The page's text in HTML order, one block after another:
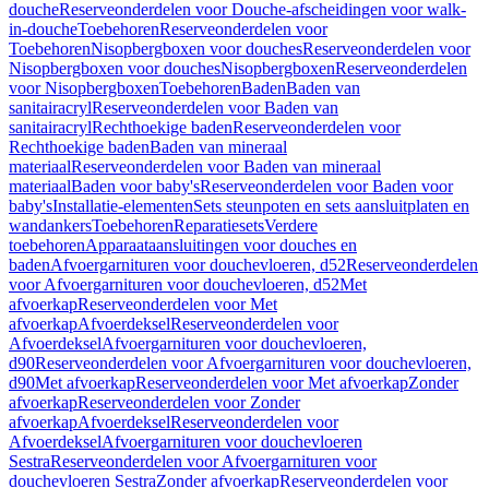
doucheReserveonderdelen voor Douche-afscheidingen voor walk-
in-doucheToebehorenReserveonderdelen voor
ToebehorenNisopbergboxen voor douchesReserveonderdelen voor
Nisopbergboxen voor douchesNisopbergboxenReserveonderdelen
voor NisopbergboxenToebehorenBadenBaden van
sanitairacrylReserveonderdelen voor Baden van
sanitairacrylRechthoekige badenReserveonderdelen voor
Rechthoekige badenBaden van mineraal
materiaalReserveonderdelen voor Baden van mineraal
materiaalBaden voor baby'sReserveonderdelen voor Baden voor
baby'sInstallatie-elementenSets steunpoten en sets aansluitplaten en
wandankersToebehorenReparatiesetsVerdere
toebehorenApparaataansluitingen voor douches en
badenAfvoergarnituren voor douchevloeren, d52Reserveonderdelen
voor Afvoergarnituren voor douchevloeren, d52Met
afvoerkapReserveonderdelen voor Met
afvoerkapAfvoerdekselReserveonderdelen voor
AfvoerdekselAfvoergarnituren voor douchevloeren,
d90Reserveonderdelen voor Afvoergarnituren voor douchevloeren,
d90Met afvoerkapReserveonderdelen voor Met afvoerkapZonder
afvoerkapReserveonderdelen voor Zonder
afvoerkapAfvoerdekselReserveonderdelen voor
AfvoerdekselAfvoergarnituren voor douchevloeren
SestraReserveonderdelen voor Afvoergarnituren voor
douchevloeren SestraZonder afvoerkapReserveonderdelen voor